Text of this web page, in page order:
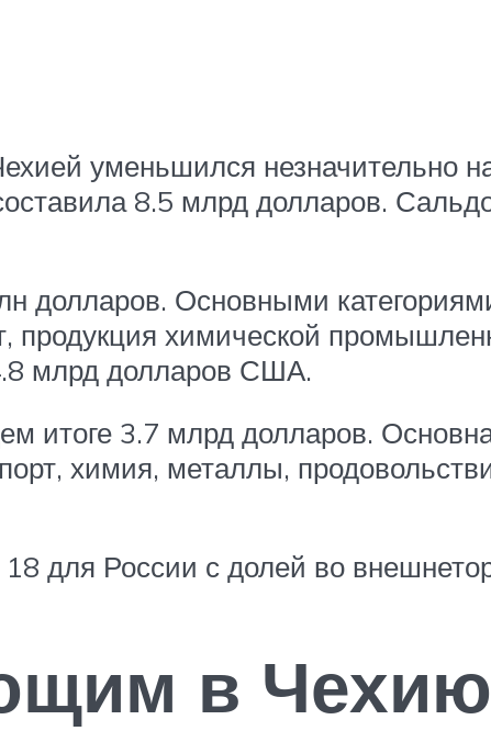
уменьшился незначительно
8.5 млрд долларов. Сальдо
долларов. Основными
химической
млрд долларов США.
итоге 3.7 млрд долларов.
химия, металлы,
для России с долей во
в Чехию